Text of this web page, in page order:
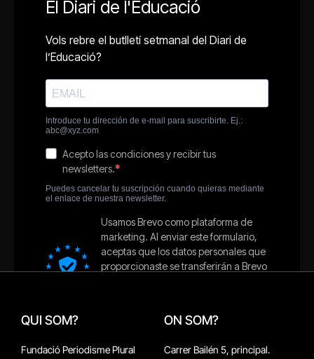
QUI SOM?
Fundació Periodisme Plural
ON SOM?
Carrer Bailén 5, principal.